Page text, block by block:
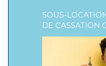
SOUS-
DE CASSATION